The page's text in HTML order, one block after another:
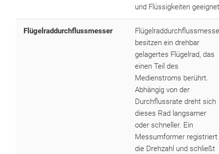
und Flüssigkeiten
Flügelraddurchflussmesser
besitzen ein drehbar
gelagertes Flügelrad, das
einen Teil des
Medienstroms berührt.
Abhängig von der
Durchflussrate dreht sich
dieses Rad langsamer
oder schneller. Ein
Messumformer registriert
die Drehzahl und schließt